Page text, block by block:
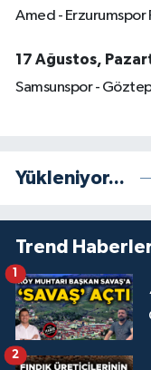
Amed - Erzurumspor
17 Ağustos,
Samsunspor -
Yükleniyor...
Trend
1
2